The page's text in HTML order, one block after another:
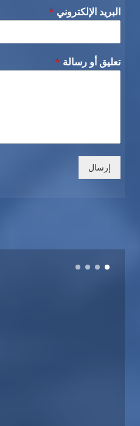
البريد الإلكتروني *
تعليق أو رسالة *
إرسال